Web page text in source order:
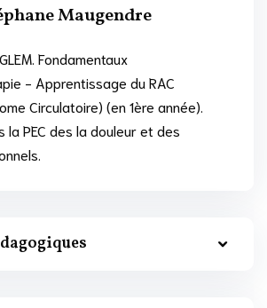
Maugendre
Fondamentaux
- Apprentissage du RAC
Circulatoire) (en 1ère année).
la PEC des la douleur et des